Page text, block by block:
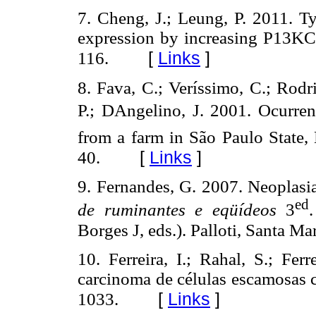
7. Cheng, J.; Leung, P. 2011.
expression by increasing
116. [ Links ]
8. Fava, C.; Veríssimo, C.;
P.; DAngelino, J. 2001.
from a farm in São Paulo
40. [ Links ]
9. Fernandes, G. 2007.
de ruminantes e eqüídeos 3ed
Borges J, eds.). Palloti, Santa
10. Ferreira, I.; Rahal, S.;
carcinoma de células
1033. [ Links ]